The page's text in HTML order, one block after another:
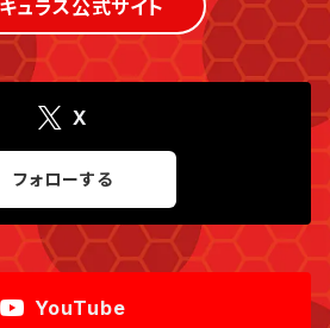
ュラス公式サイト
X
フォローする
YouTube